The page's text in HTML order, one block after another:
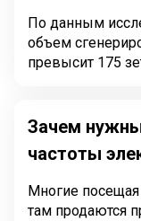
По данным
объем
превысит 175
Зачем
частоты
Многие посещая
там продаются